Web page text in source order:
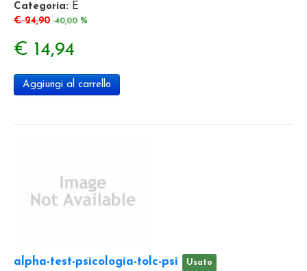
Categoria: E
€ 24,90 -40,00 %
€ 14,94
Aggiungi al carrello
alpha-test-psicologia-tolc-psi Usato